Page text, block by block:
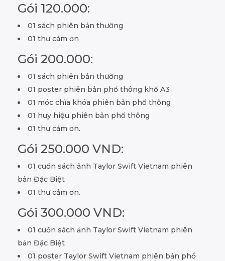
Gói 120.000:
01 sách phiên bản thường
01 thư cám ơn
Gói 200.000:
01 sách phiên bản thường
01 poster phiên bản phổ thông khổ A3
01 móc chìa khóa phiên bản phổ thông
01 huy hiệu phiên bản phổ thông
01 thư cám ơn.
Gói 250.000 VND:
01 cuốn sách ảnh Taylor Swift Vietnam phiên
bản Đặc Biệt
01 thư cảm ơn.
Gói 300.000 VND:
01 cuốn sách ảnh Taylor Swift Vietnam phiên
bản Đặc Biệt
01 poster Taylor Swift Vietnam phiên bản phổ